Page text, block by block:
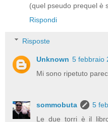
(quel pseudo prequel è
Rispondi
Risposte
Unknown 5 febbraio
Mi sono ripetuto
sommobuta
5
Le due torri è il